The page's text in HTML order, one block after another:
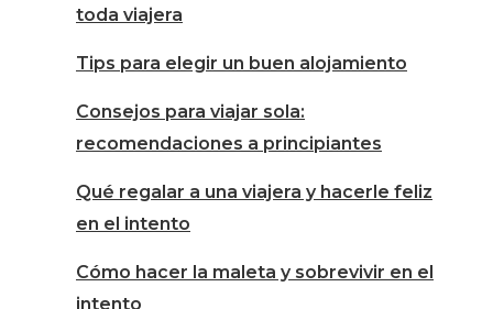
toda viajera
Tips para elegir un buen alojamiento
Consejos para viajar sola:
recomendaciones a principiantes
Qué regalar a una viajera y hacerle feliz
en el intento
Cómo hacer la maleta y sobrevivir en el
intento